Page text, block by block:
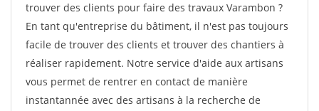
trouver des clients pour faire des travaux Varambon ?
En tant qu'entreprise du bâtiment, il n'est pas toujours
facile de trouver des clients et trouver des chantiers à
réaliser rapidement. Notre service d'aide aux artisans
vous permet de rentrer en contact de manière
instantannée avec des artisans à la recherche de